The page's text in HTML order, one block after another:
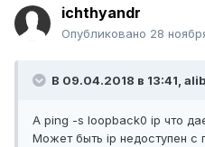
ichthyandr
Опубликовано 28
В 09.04.2018 в 13:41,
А ping -s loopback0 ip что
Может быть ip недоступен с